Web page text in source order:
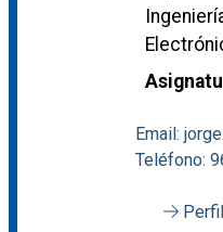
Email:
Teléfono: